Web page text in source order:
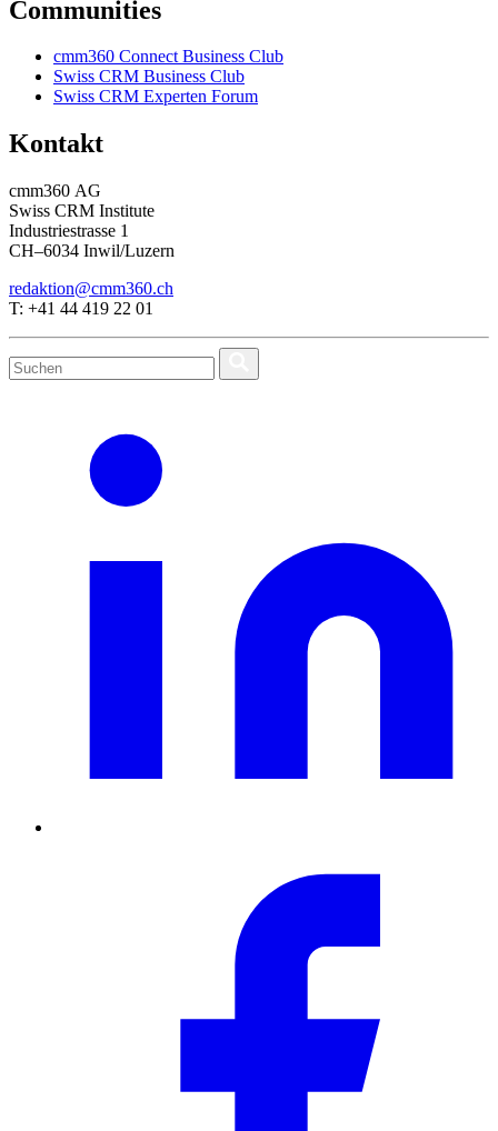
Communities
cmm360 Connect Business Club
Swiss CRM Business Club
Swiss CRM Experten Forum
Kontakt
cmm360 AG
Swiss CRM Institute
Industriestrasse 1
CH–6034 Inwil/Luzern
redaktion@cmm360.ch
T: +41 44 419 22 01